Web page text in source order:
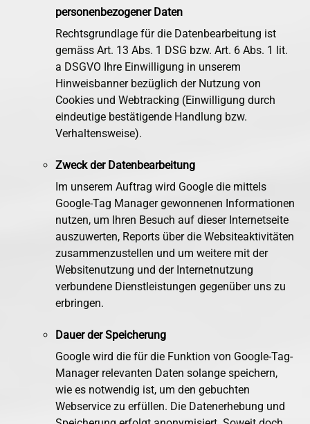
personenbezogener Daten
Rechtsgrundlage für die Datenbearbeitung ist
gemäss Art. 13 Abs. 1 DSG bzw. Art. 6 Abs. 1 lit.
a DSGVO Ihre Einwilligung in unserem
Hinweisbanner bezüglich der Nutzung von
Cookies und Webtracking (Einwilligung durch
eindeutige bestätigende Handlung bzw.
Verhaltensweise).
Zweck der Datenbearbeitung
Im unserem Auftrag wird Google die mittels
Google-Tag Manager gewonnenen Informationen
nutzen, um Ihren Besuch auf dieser Internetseite
auszuwerten, Reports über die Websiteaktivitäten
zusammenzustellen und um weitere mit der
Websitenutzung und der Internetnutzung
verbundene Dienstleistungen gegenüber uns zu
erbringen.
Dauer der Speicherung
Google wird die für die Funktion von Google-Tag-
Manager relevanten Daten solange speichern,
wie es notwendig ist, um den gebuchten
Webservice zu erfüllen. Die Datenerhebung und